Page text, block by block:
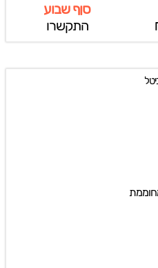
סןף שבוע
התקשרו